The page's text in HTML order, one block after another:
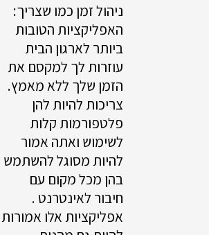
ניהול זמן כמו שצריך:
האפליקציות הטובות
ביותר לארגון הבית
עוזרות לך למקסם את
הזמן שלך ללא מאמץ.
צריכות להיות להן
פלטפורמות קלות
לשימוש ואתה אמור
להיות מסוגל להשתמש
בהן מכל מקום עם
חיבור לאינטרנט .
אפליקציות אלו אמורות